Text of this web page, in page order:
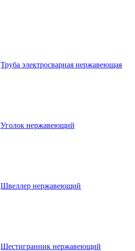
Труба электросварная нержавеющая
Уголок нержавеющий
Швеллер нержавеющий
Шестигранник нержавеющий